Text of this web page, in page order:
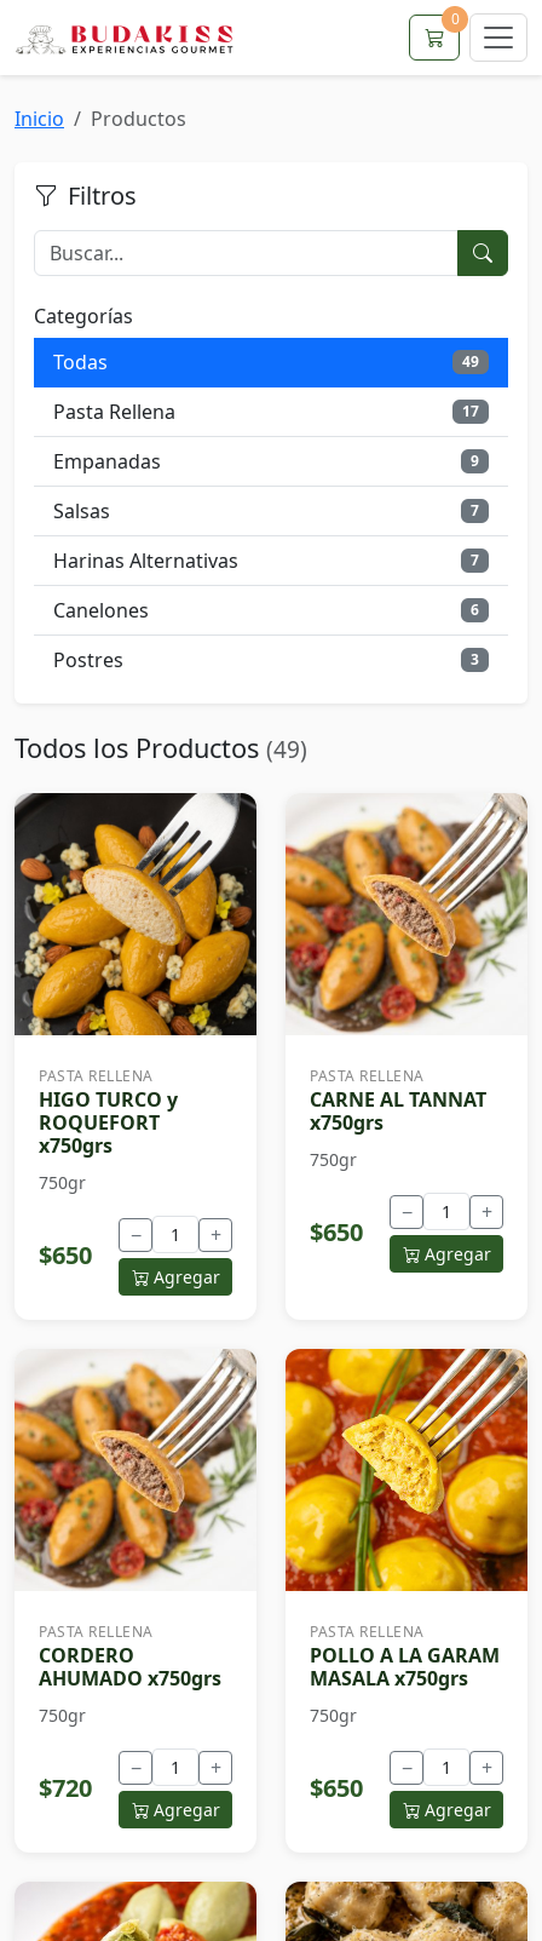
0
Inicio Productos
Filtros
Categorías
Todas
49
Pasta Rellena 17
Empanadas 9
Salsas 7
Harinas Alternativas 7
Canelones 6
Postres 3
Todos los Productos (49)
PASTA RELLENA
HIGO TURCO y
ROQUEFORT
x750grs
750gr
$650
− +
Agregar
PASTA RELLENA
CARNE AL TANNAT
x750grs
750gr
$650
− +
Agregar
PASTA RELLENA
CORDERO
AHUMADO x750grs
750gr
$720
− +
Agregar
PASTA RELLENA
POLLO A LA GARAM
MASALA x750grs
750gr
$650
− +
Agregar